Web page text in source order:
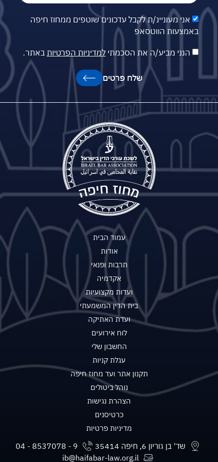
אני מעוניינ/ת לקבל עדכונים שוטפים ממחוז חיפה
באמצעות הווטסאפ
הנני מביע/ה את הסכמתי למדיניות הפרטיות באתר.
שלח פרטים
עמוד הבית
אודות
תרבות ופנאי
אקדמיה
ועדות מקצועיות
בית הדין המשמעתי
ועדת האתיקה
לוח אירועים
החשבון שלי
עגלת קניות
תקנון אתר ועד מחוז חיפה
נוהל ביטולים
הצהרת נגישות
כרטיסנים
מדיניות פרטיות
שד' בן גוריון 6, חיפה 35414
ib@haifabar-law.org.il